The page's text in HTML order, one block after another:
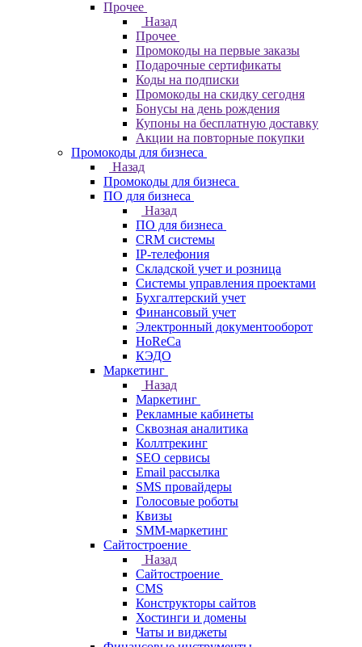
Прочее
Назад
Прочее
Промокоды на первые заказы
Подарочные сертификаты
Коды на подписки
Промокоды на скидку сегодня
Бонусы на день рождения
Купоны на бесплатную доставку
Акции на повторные покупки
Промокоды для бизнеса
Назад
Промокоды для бизнеса
ПО для бизнеса
Назад
ПО для бизнеса
CRM системы
IP-телефония
Складской учет и розница
Системы управления проектами
Бухгалтерский учет
Финансовый учет
Электронный документооборот
HoReCa
КЭДО
Маркетинг
Назад
Маркетинг
Рекламные кабинеты
Cквозная аналитика
Коллтрекинг
SEO сервисы
Email расcылка
SMS провайдеры
Голосовые роботы
Квизы
SMM-маркетинг
Сайтостроение
Назад
Сайтостроение
CMS
Конструкторы сайтов
Хостинги и домены
Чаты и виджеты